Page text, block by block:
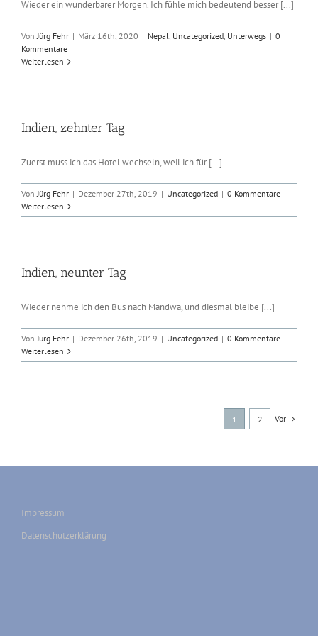
Wieder ein wunderbarer Morgen. Ich fühle mich bedeutend besser [...]
VonJürg Fehr | März 16th, 2020 | Nepal, Uncategorized, Unterwegs | 0
Kommentare
Weiterlesen
Indien, zehnter Tag
Zuerst muss ich das Hotel wechseln, weil ich für [...]
VonJürg Fehr | Dezember 27th, 2019 | Uncategorized | 0 Kommentare
Weiterlesen
Indien, neunter Tag
Wieder nehme ich den Bus nach Mandwa, und diesmal bleibe [...]
VonJürg Fehr | Dezember 26th, 2019 | Uncategorized | 0 Kommentare
Weiterlesen
1 2 Vor
Impressum
Datenschutzerklärung